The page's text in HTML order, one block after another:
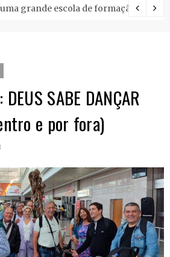
grande escola de formação.
SABE DANÇAR
e por fora)